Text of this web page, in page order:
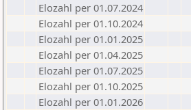
Elozahl per 01.07.2024
Elozahl per 01.10.2024
Elozahl per 01.01.2025
Elozahl per 01.04.2025
Elozahl per 01.07.2025
Elozahl per 01.10.2025
Elozahl per 01.01.2026